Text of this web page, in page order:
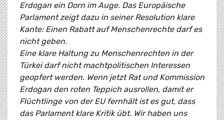
Erdogan ein Dorn im Auge. Das Europäische
Parlament zeigt dazu in seiner Resolution klare
Kante: Einen Rabatt auf Menschenrechte darf es
nicht geben.
Eine klare Haltung zu Menschenrechten in der
Türkei darf nicht machtpolitischen Interessen
geopfert werden. Wenn jetzt Rat und Kommission
Erdogan den roten Teppich ausrollen, damit er
Flüchtlinge von der EU fernhält ist es gut, dass
das Parlament klare Kritik übt. Wir haben uns